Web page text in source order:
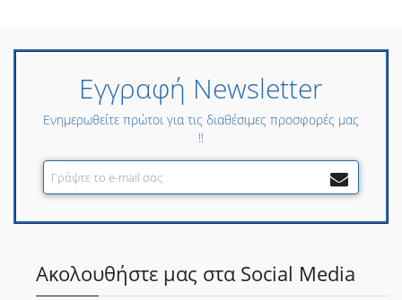
Εγγραφή Newsletter
Ενημερωθείτε πρώτοι για τις διαθέσιμες προσφορές μας
!!
Ακολουθήστε μας στα Social Media